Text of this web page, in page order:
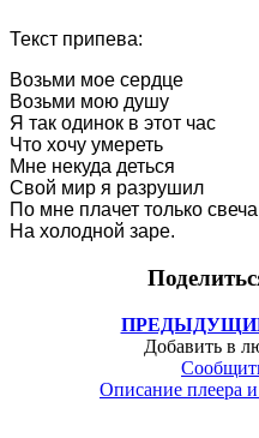
Текст припева:
Возьми мое сердце
Возьми мою душу
Я так одинок в этот час
Что хочу умереть
Мне некуда деться
Свой мир я разрушил
По мне плачет только свеча
На холодной заре.
Добавить в
Описание плеера